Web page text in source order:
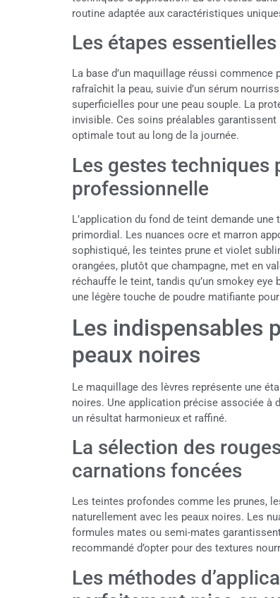
routine adaptée aux caractéristiques
Les étapes
La base d’un maquillage réussi commence
rafraîchit la peau, suivie d’un sérum
superficielles pour une peau souple. La
invisible. Ces soins préalables
optimale tout au long de la journée.
Les gestes techniques
professionnelle
L’application du fond de teint demande
primordial. Les nuances ocre et marron
sophistiqué, les teintes prune et violet
orangées, plutôt que champagne, met en
réchauffe le teint, tandis qu’un smokey
une légère touche de poudre matifiante
Les indispensables
peaux noires
Le maquillage des lèvres représente une
noires. Une application précise associée à
un résultat harmonieux et raffiné.
La sélection des
carnations foncées
Les teintes profondes comme les prunes,
naturellement avec les peaux noires. Les
formules mates ou semi-mates
recommandé d’opter pour des textures
Les méthodes